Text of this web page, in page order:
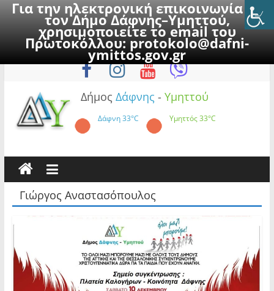
Για την ηλεκτρονική επικοινωνία με
τον Δήμο Δάφνης–Υμηττού,
χρησιμοποιείτε το email του
Πρωτοκόλλου:protokolo@dafni-
ymittos.gov.gr
to
Πέμπτη, 6 Αυγούστου 2026
Δήμος Δάφνης - Υμηττού
Δάφνη33°C Υμηττός33°C
Γιώργος Αναστασόπουλος